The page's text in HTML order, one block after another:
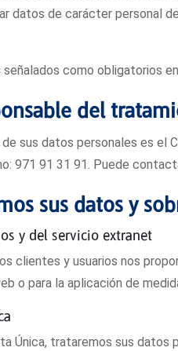
datos de carácter personal
señalados como obligatorios
del
sus datos personales es el
971 91 31 91. Puede
sus datos y
y del servicio extranet
clientes y usuarios nos
o para la aplicación de
Única, trataremos sus datos